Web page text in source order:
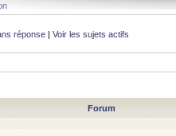
réponse | Voir les sujets actifs
Forum